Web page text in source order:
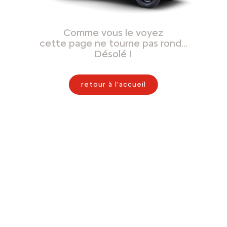
Comme vous le voyez
cette page ne tourne pas rond…
Désolé !
retour à l'accueil